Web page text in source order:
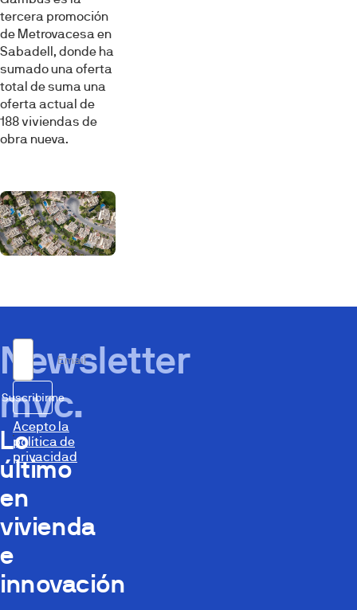
tercera promoción
de Metrovacesa en
Sabadell, donde ha
sumado una oferta
total de suma una
oferta actual de
188 viviendas de
obra nueva.
Newsletter
mvc.
Lo
último
en
vivienda
e
innovación
Email
Suscribirme
Acepto la
política de
privacidad